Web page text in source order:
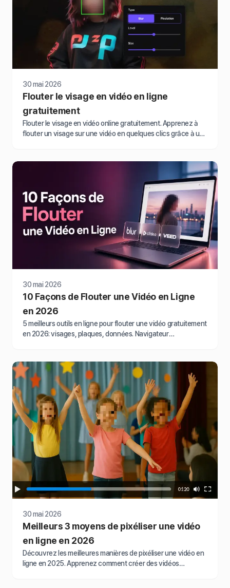
30 mai 2026
Flouter le visage en vidéo en ligne
gratuitement
Flouter le visage en vidéo online gratuitement. Apprenez à
flouter un visage sur une vidéo en quelques clics grâce à une
30 mai 2026
10 Façons de Flouter une Vidéo en Ligne
en 2026
5 meilleurs outils en ligne pour flouter une vidéo gratuitement
en 2026: visages, plaques, données. Navigateur
30 mai 2026
Meilleurs 3 moyens de pixéliser une vidéo
en ligne en 2026
Découvrez les meilleures manières de pixéliser une vidéo en
ligne en 2025. Apprenez comment créer des vidéos